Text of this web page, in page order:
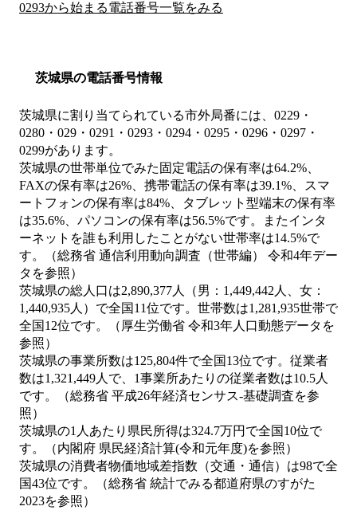
0293から始まる電話番号一覧をみる
茨城県の電話番号情報
茨城県に割り当てられている市外局番には、0229・
0280・029・0291・0293・0294・0295・0296・0297・
0299があります。
茨城県の世帯単位でみた固定電話の保有率は64.2%、
FAXの保有率は26%、携帯電話の保有率は39.1%、スマ
ートフォンの保有率は84%、タブレット型端末の保有率
は35.6%、パソコンの保有率は56.5%です。またインタ
ーネットを誰も利用したことがない世帯率は14.5%で
す。（総務省 通信利用動向調査（世帯編） 令和4年デー
タを参照）
茨城県の総人口は2,890,377人（男：1,449,442人、女：
1,440,935人）で全国11位です。世帯数は1,281,935世帯で
全国12位です。（厚生労働省 令和3年人口動態データを
参照）
茨城県の事業所数は125,804件で全国13位です。従業者
数は1,321,449人で、1事業所あたりの従業者数は10.5人
です。（総務省 平成26年経済センサス‐基礎調査を参
照）
茨城県の1人あたり県民所得は324.7万円で全国10位で
す。（内閣府 県民経済計算(令和元年度)を参照）
茨城県の消費者物価地域差指数（交通・通信）は98で全
国43位です。（総務省 統計でみる都道府県のすがた
2023を参照）